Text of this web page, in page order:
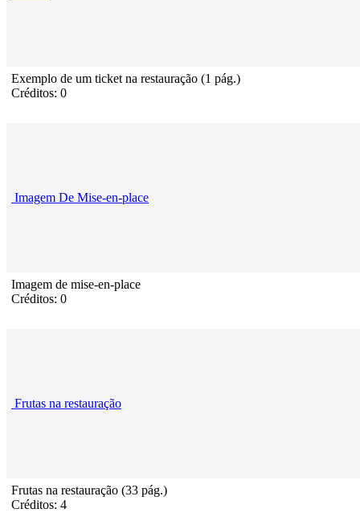
Exemplo de um ticket na restauração (1 pág.)
Créditos: 0
Imagem De Mise-en-place
Imagem de mise-en-place
Créditos: 0
Frutas na restauração
Frutas na restauração (33 pág.)
Créditos: 4